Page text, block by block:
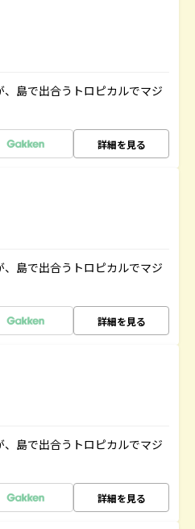
島で出合うトロピカルでマジ
詳細を見る
島で出合うトロピカルでマジ
詳細を見る
島で出合うトロピカルでマジ
詳細を見る